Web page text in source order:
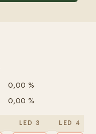
0,00 %
0,00 %
LED 3 LED 4